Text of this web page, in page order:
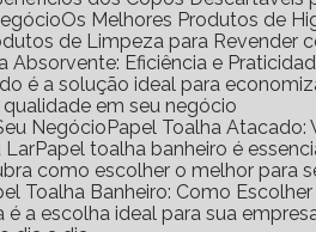
Os Melhores Produtos de
de Limpeza para Revender
Absorvente: Eficiência e
é a solução ideal para
em seu negócio
Negócio
Papel Toalha
Lar Papel toalha banheiro é
como escolher o melhor para
Toalha Banheiro: Como
é a escolha ideal para sua